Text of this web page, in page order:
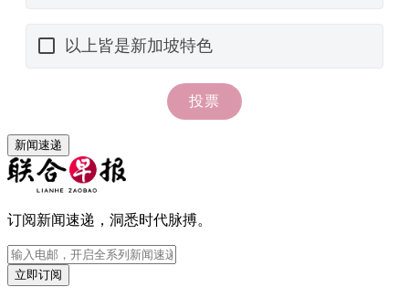
新闻速递
订阅新闻速递，洞悉时代脉搏。
立即订阅